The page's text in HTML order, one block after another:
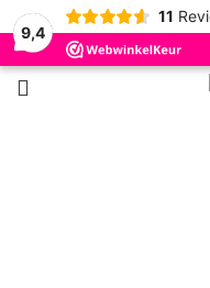
9,4
11